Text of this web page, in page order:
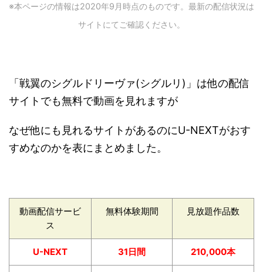
※本ページの情報は2020年9 月時点のものです。最新の配信状況は
サイトにてご確認ください。
「戦翼のシグルドリーヴァ(シグルリ)」は他の配信
サイトでも無料で動画を見れますが
なぜ他にも見れるサイトがあるのにU-NEXTがおす
すめなのかを表にまとめました。
動画配信サービ
ス
無料体験期間 見放題作品数
U-NEXT 31日間 210,000本